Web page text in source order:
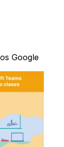
Google